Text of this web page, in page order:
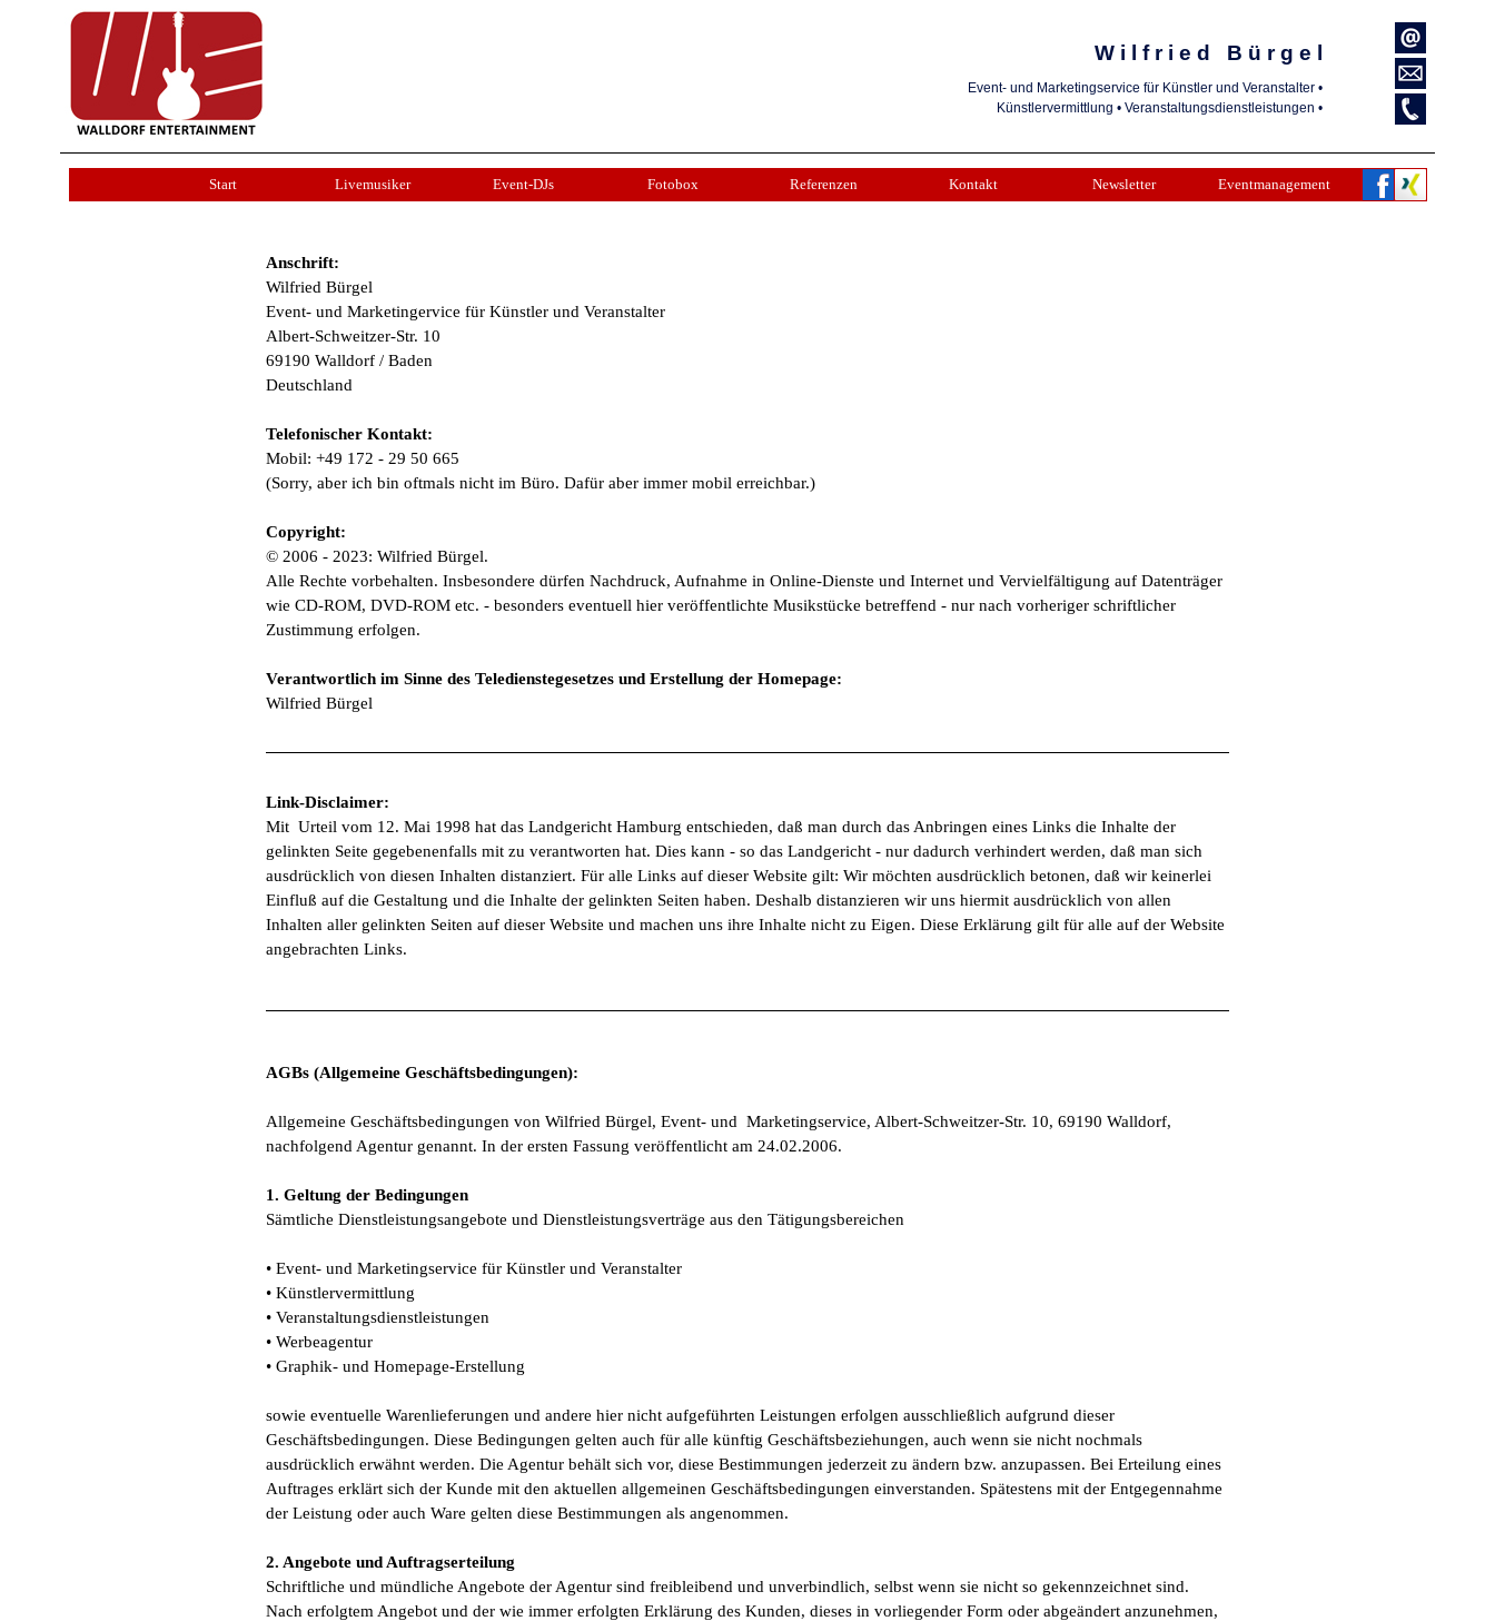
Start Livemusiker Event-DJs Fotobox Referenzen Kontakt Newsletter Eventmanagement
W i l f r i e d B ü r g e l
Event- und Marketingservice für Künstler und Veranstalter •
Künstlervermittlung • Veranstaltungsdienstleistungen •
Anschrift:
Wilfried Bürgel
Event- und Marketingervice für Künstler und Veranstalter
Albert-Schweitzer-Str. 10
69190 Walldorf / Baden
Deutschland
Telefonischer Kontakt:
Mobil: +49 172 - 29 50 665
(Sorry, aber ich bin oftmals nicht im Büro. Dafür aber immer mobil erreichbar.)
Copyright:
© 2006 - 2023: Wilfried Bürgel.
Alle Rechte vorbehalten. Insbesondere dürfen Nachdruck, Aufnahme in Online-Dienste und Internet und Vervielfältigung auf Datenträger
wie CD-ROM, DVD-ROM etc. - besonders eventuell hier veröffentlichte Musikstücke betreffend - nur nach vorheriger schriftlicher
Zustimmung erfolgen.
Verantwortlich im Sinne des Teledienstegesetzes und Erstellung der Homepage:
Wilfried Bürgel
Link-Disclaimer:
Mit Urteil vom 12. Mai 1998 hat das Landgericht Hamburg entschieden, daß man durch das Anbringen eines Links die Inhalte der
gelinkten Seite gegebenenfalls mit zu verantworten hat. Dies kann - so das Landgericht - nur dadurch verhindert werden, daß man sich
ausdrücklich von diesen Inhalten distanziert. Für alle Links auf dieser Website gilt: Wir möchten ausdrücklich betonen, daß wir keinerlei
Einfluß auf die Gestaltung und die Inhalte der gelinkten Seiten haben. Deshalb distanzieren wir uns hiermit ausdrücklich von allen
Inhalten aller gelinkten Seiten auf dieser Website und machen uns ihre Inhalte nicht zu Eigen. Diese Erklärung gilt für alle auf der Website
angebrachten Links.
AGBs (Allgemeine Geschäftsbedingungen):
Allgemeine Geschäftsbedingungen von Wilfried Bürgel, Event- und Marketingservice, Albert-Schweitzer-Str. 10, 69190 Walldorf,
nachfolgend Agentur genannt. In der ersten Fassung veröffentlicht am 24.02.2006.
1. Geltung der Bedingungen
Sämtliche Dienstleistungsangebote und Dienstleistungsverträge aus den Tätigungsbereichen
• Event- und Marketingservice für Künstler und Veranstalter
• Künstlervermittlung
• Veranstaltungsdienstleistungen
• Werbeagentur
• Graphik- und Homepage-Erstellung
sowie eventuelle Warenlieferungen und andere hier nicht aufgeführten Leistungen erfolgen ausschließlich aufgrund dieser
Geschäftsbedingungen. Diese Bedingungen gelten auch für alle künftig Geschäftsbeziehungen, auch wenn sie nicht nochmals
ausdrücklich erwähnt werden. Die Agentur behält sich vor, diese Bestimmungen jederzeit zu ändern bzw. anzupassen. Bei Erteilung eines
Auftrages erklärt sich der Kunde mit den aktuellen allgemeinen Geschäftsbedingungen einverstanden. Spätestens mit der Entgegennahme
der Leistung oder auch Ware gelten diese Bestimmungen als angenommen.
2. Angebote und Auftragserteilung
Schriftliche und mündliche Angebote der Agentur sind freibleibend und unverbindlich, selbst wenn sie nicht so gekennzeichnet sind.
Nach erfolgtem Angebot und der wie immer erfolgten Erklärung des Kunden, dieses in vorliegender Form oder abgeändert anzunehmen,